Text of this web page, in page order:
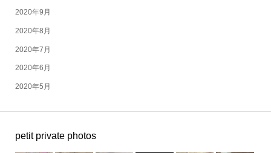
2020年9月
2020年8月
2020年7月
2020年6月
2020年5月
petit private photos